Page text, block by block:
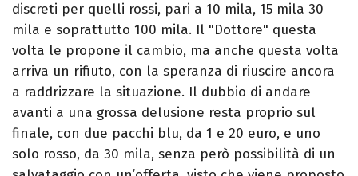
discreti per quelli rossi, pari a 10 mila, 15 mila 30
mila e soprattutto 100 mila. Il "Dottore" questa
volta le propone il cambio, ma anche questa volta
arriva un rifiuto, con la speranza di riuscire ancora
a raddrizzare la situazione. Il dubbio di andare
avanti a una grossa delusione resta proprio sul
finale, con due pacchi blu, da 1 e 20 euro, e uno
solo rosso, da 30 mila, senza però possibilità di un